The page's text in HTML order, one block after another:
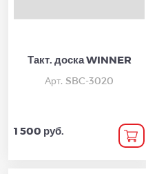
Такт. доска WINNER
Арт. SBC-3020
1 500 руб.